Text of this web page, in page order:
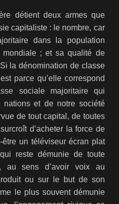
détient deux armes que
capitaliste : le nombre, car
dans la population
mondiale ; et sa qualité de
la dénomination de classe
parce qu’elle correspond
sociale majoritaire qui
et de notre société
de tout capital, de toutes
d’acheter la force de
être un téléviseur écran plat
reste démunie de toute
au sens d’avoir voix au
ou sur le but de son
le plus souvent démunie